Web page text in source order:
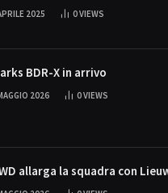
2025 0VIEWS
BDR-X in arrivo
2026 0VIEWS
allarga la squadra con